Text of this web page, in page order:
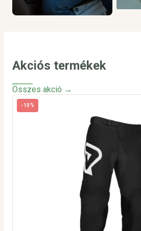
Akciós termékek
Összes akció →
-10%